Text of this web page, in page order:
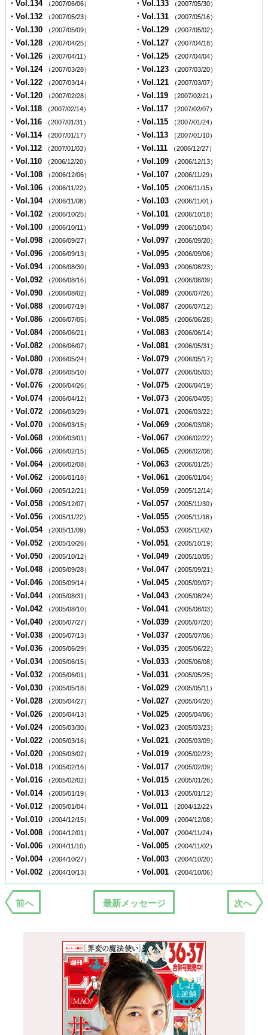
・Vol.134 （2007/06/06） ・Vol.133 （2007/05/30）
・Vol.132 （2007/05/23） ・Vol.131 （2007/05/16）
・Vol.130 （2007/05/09） ・Vol.129 （2007/05/02）
・Vol.128 （2007/04/25） ・Vol.127 （2007/04/18）
・Vol.126 （2007/04/11） ・Vol.125 （2007/04/04）
・Vol.124 （2007/03/28） ・Vol.123 （2007/03/20）
・Vol.122 （2007/03/14） ・Vol.121 （2007/03/07）
・Vol.120 （2007/02/28） ・Vol.119 （2007/02/21）
・Vol.118 （2007/02/14） ・Vol.117 （2007/02/07）
・Vol.116 （2007/01/31） ・Vol.115 （2007/01/24）
・Vol.114 （2007/01/17） ・Vol.113 （2007/01/10）
・Vol.112 （2007/01/03） ・Vol.111 （2006/12/27）
・Vol.110 （2006/12/20） ・Vol.109 （2006/12/13）
・Vol.108 （2006/12/06） ・Vol.107 （2006/11/29）
・Vol.106 （2006/11/22） ・Vol.105 （2006/11/15）
・Vol.104 （2006/11/08） ・Vol.103 （2006/11/01）
・Vol.102 （2006/10/25） ・Vol.101 （2006/10/18）
・Vol.100 （2006/10/11） ・Vol.099 （2006/10/04）
・Vol.098 （2006/09/27） ・Vol.097 （2006/09/20）
・Vol.096 （2006/09/13） ・Vol.095 （2006/09/06）
・Vol.094 （2006/08/30） ・Vol.093 （2006/08/23）
・Vol.092 （2006/08/16） ・Vol.091 （2006/08/09）
・Vol.090 （2006/08/02） ・Vol.089 （2006/07/26）
・Vol.088 （2006/07/19） ・Vol.087 （2006/07/12）
・Vol.086 （2006/07/05） ・Vol.085 （2006/06/28）
・Vol.084 （2006/06/21） ・Vol.083 （2006/06/14）
・Vol.082 （2006/06/07） ・Vol.081 （2006/05/31）
・Vol.080 （2006/05/24） ・Vol.079 （2006/05/17）
・Vol.078 （2006/05/10） ・Vol.077 （2006/05/03）
・Vol.076 （2006/04/26） ・Vol.075 （2006/04/19）
・Vol.074 （2006/04/12） ・Vol.073 （2006/04/05）
・Vol.072 （2006/03/29） ・Vol.071 （2006/03/22）
・Vol.070 （2006/03/15） ・Vol.069 （2006/03/08）
・Vol.068 （2006/03/01） ・Vol.067 （2006/02/22）
・Vol.066 （2006/02/15） ・Vol.065 （2006/02/08）
・Vol.064 （2006/02/08） ・Vol.063 （2006/01/25）
・Vol.062 （2006/01/18） ・Vol.061 （2006/01/04）
・Vol.060 （2005/12/21） ・Vol.059 （2005/12/14）
・Vol.058 （2005/12/07） ・Vol.057 （2005/11/30）
・Vol.056 （2005/11/22） ・Vol.055 （2005/11/16）
・Vol.054 （2005/11/09） ・Vol.053 （2005/11/02）
・Vol.052 （2005/10/26） ・Vol.051 （2005/10/19）
・Vol.050 （2005/10/12） ・Vol.049 （2005/10/05）
・Vol.048 （2005/09/28） ・Vol.047 （2005/09/21）
・Vol.046 （2005/09/14） ・Vol.045 （2005/09/07）
・Vol.044 （2005/08/31） ・Vol.043 （2005/08/24）
・Vol.042 （2005/08/10） ・Vol.041 （2005/08/03）
・Vol.040 （2005/07/27） ・Vol.039 （2005/07/20）
・Vol.038 （2005/07/13） ・Vol.037 （2005/07/06）
・Vol.036 （2005/06/29） ・Vol.035 （2005/06/22）
・Vol.034 （2005/06/15） ・Vol.033 （2005/06/08）
・Vol.032 （2005/06/01） ・Vol.031 （2005/05/25）
・Vol.030 （2005/05/18） ・Vol.029 （2005/05/11）
・Vol.028 （2005/04/27） ・Vol.027 （2005/04/20）
・Vol.026 （2005/04/13） ・Vol.025 （2005/04/06）
・Vol.024 （2005/03/30） ・Vol.023 （2005/03/23）
・Vol.022 （2005/03/16） ・Vol.021 （2005/03/09）
・Vol.020 （2005/03/02） ・Vol.019 （2005/02/23）
・Vol.018 （2005/02/16） ・Vol.017 （2005/02/09）
・Vol.016 （2005/02/02） ・Vol.015 （2005/01/26）
・Vol.014 （2005/01/19） ・Vol.013 （2005/01/12）
・Vol.012 （2005/01/04） ・Vol.011 （2004/12/22）
・Vol.010 （2004/12/15） ・Vol.009 （2004/12/08）
・Vol.008 （2004/12/01） ・Vol.007 （2004/11/24）
・Vol.006 （2004/11/10） ・Vol.005 （2004/11/02）
・Vol.004 （2004/10/27） ・Vol.003 （2004/10/20）
・Vol.002 （2004/10/13） ・Vol.001 （2004/10/06）
前へ 最新メッセージ 次へ